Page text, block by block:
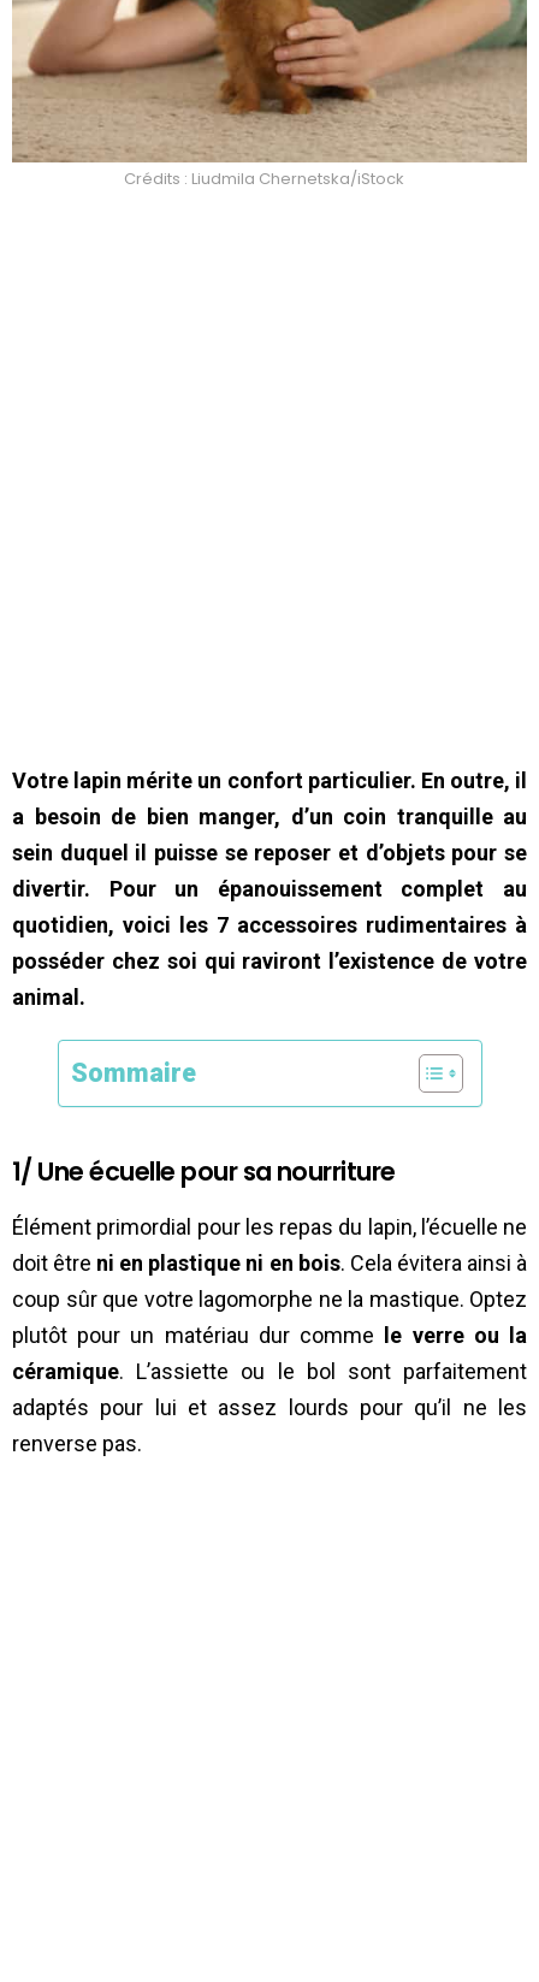
Crédits : Liudmila Chernetska/iStock
Votre lapin mérite un confort particulier. En outre, il
a besoin de bien manger, d’un coin tranquille au
sein duquel il puisse se reposer et d’objets pour se
divertir. Pour un épanouissement complet au
quotidien, voici les 7 accessoires rudimentaires à
posséder chez soi qui raviront l’existence de votre
animal.
Sommaire
1/ Une écuelle pour sa nourriture
Élément primordial pour les repas du lapin, l’écuelle ne
doit être ni en plastique ni en bois. Cela évitera ainsi à
coup sûr que votre lagomorphe ne la mastique. Optez
plutôt pour un matériau dur comme
le verre ou la
céramique. L’assiette ou le bol sont parfaitement
adaptés pour lui et assez lourds pour qu’il ne les
renverse pas.